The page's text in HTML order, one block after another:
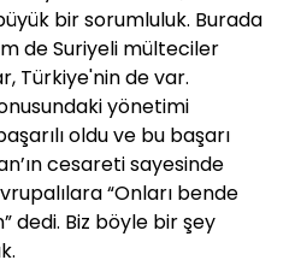
bir sorumluluk. Burada
de Suriyeli mülteciler
Türkiye'nin de var.
yönetimi
oldu ve bu başarı
cesareti sayesinde
“Onları bende
dedi. Biz böyle bir şey